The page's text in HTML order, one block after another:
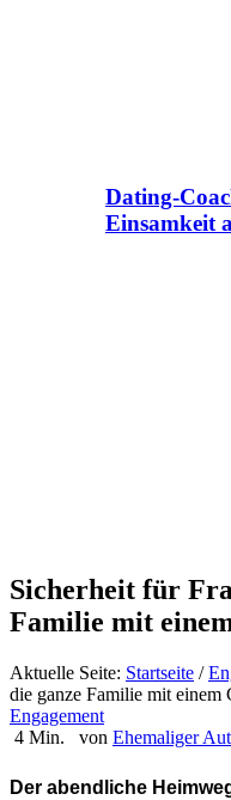
Dating-
Einsamkeit
Sicherheit für
Familie mit
Aktuelle Seite: Startseite /
die ganze Familie mit einem
Engagement
4 Min.
von Ehemaliger
Der abendliche